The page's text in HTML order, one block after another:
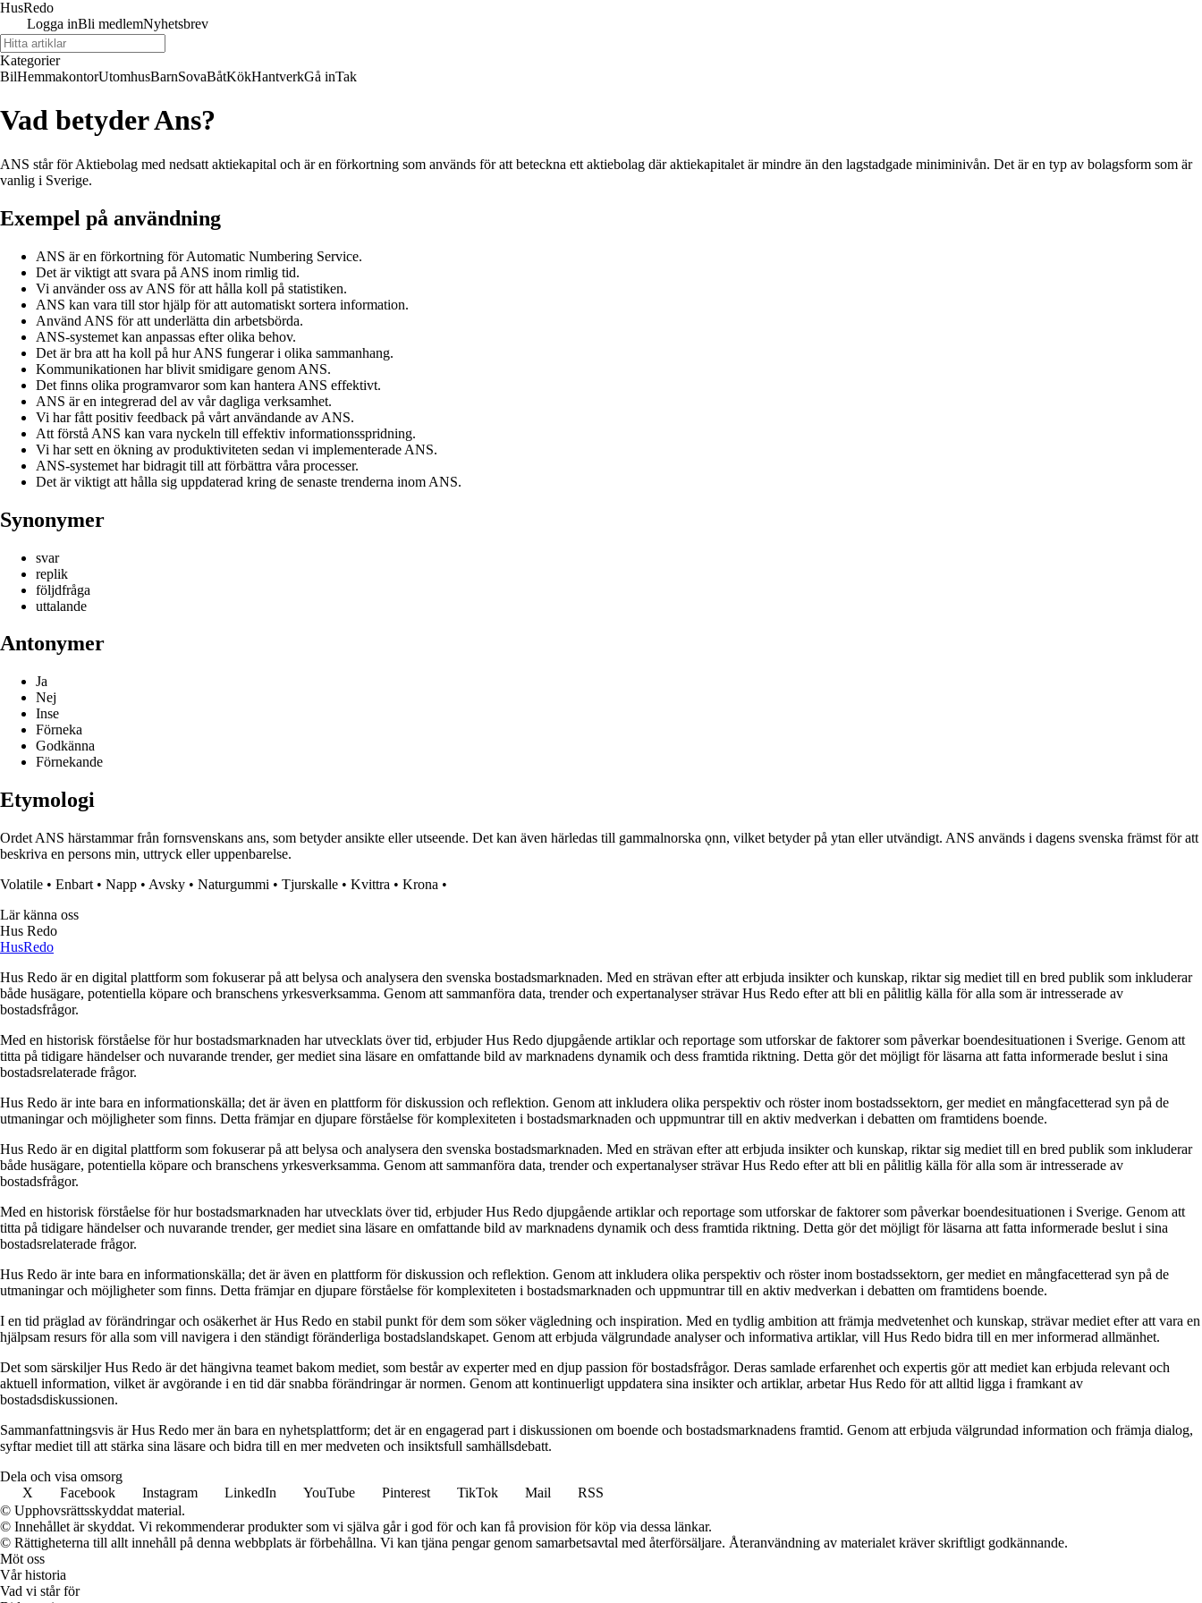
HusRedo
Logga inBli medlemNyhetsbrev
Kategorier
BilHemmakontorUtomhusBarnSovaBåtKökHantverkGå inTak
Vad betyder Ans?
ANS står för Aktiebolag med nedsatt aktiekapital och är en förkortning som används för att beteckna ett aktiebolag där aktiekapitalet är mindre än den lagstadgade miniminivån. Det är en typ av bolagsform som är
vanlig i Sverige.
Exempel på användning
ANS är en förkortning för Automatic Numbering Service.
Det är viktigt att svara på ANS inom rimlig tid.
Vi använder oss av ANS för att hålla koll på statistiken.
ANS kan vara till stor hjälp för att automatiskt sortera information.
Använd ANS för att underlätta din arbetsbörda.
ANS-systemet kan anpassas efter olika behov.
Det är bra att ha koll på hur ANS fungerar i olika sammanhang.
Kommunikationen har blivit smidigare genom ANS.
Det finns olika programvaror som kan hantera ANS effektivt.
ANS är en integrerad del av vår dagliga verksamhet.
Vi har fått positiv feedback på vårt användande av ANS.
Att förstå ANS kan vara nyckeln till effektiv informationsspridning.
Vi har sett en ökning av produktiviteten sedan vi implementerade ANS.
ANS-systemet har bidragit till att förbättra våra processer.
Det är viktigt att hålla sig uppdaterad kring de senaste trenderna inom ANS.
Synonymer
svar
replik
följdfråga
uttalande
Antonymer
Ja
Nej
Inse
Förneka
Godkänna
Förnekande
Etymologi
Ordet ANS härstammar från fornsvenskans ans, som betyder ansikte eller utseende. Det kan även härledas till gammalnorska ǫnn, vilket betyder på ytan eller utvändigt. ANS används i dagens svenska främst för att
beskriva en persons min, uttryck eller uppenbarelse.
Volatile • Enbart • Napp • Avsky • Naturgummi • Tjurskalle • Kvittra • Krona •
Lär känna oss
Hus Redo
HusRedo
Hus Redo är en digital plattform som fokuserar på att belysa och analysera den svenska bostadsmarknaden. Med en strävan efter att erbjuda insikter och kunskap, riktar sig mediet till en bred publik som inkluderar
både husägare, potentiella köpare och branschens yrkesverksamma. Genom att sammanföra data, trender och expertanalyser strävar Hus Redo efter att bli en pålitlig källa för alla som är intresserade av
bostadsfrågor.
Med en historisk förståelse för hur bostadsmarknaden har utvecklats över tid, erbjuder Hus Redo djupgående artiklar och reportage som utforskar de faktorer som påverkar boendesituationen i Sverige. Genom att
titta på tidigare händelser och nuvarande trender, ger mediet sina läsare en omfattande bild av marknadens dynamik och dess framtida riktning. Detta gör det möjligt för läsarna att fatta informerade beslut i sina
bostadsrelaterade frågor.
Hus Redo är inte bara en informationskälla; det är även en plattform för diskussion och reflektion. Genom att inkludera olika perspektiv och röster inom bostadssektorn, ger mediet en mångfacetterad syn på de
utmaningar och möjligheter som finns. Detta främjar en djupare förståelse för komplexiteten i bostadsmarknaden och uppmuntrar till en aktiv medverkan i debatten om framtidens boende.
Hus Redo är en digital plattform som fokuserar på att belysa och analysera den svenska bostadsmarknaden. Med en strävan efter att erbjuda insikter och kunskap, riktar sig mediet till en bred publik som inkluderar
både husägare, potentiella köpare och branschens yrkesverksamma. Genom att sammanföra data, trender och expertanalyser strävar Hus Redo efter att bli en pålitlig källa för alla som är intresserade av
bostadsfrågor.
Med en historisk förståelse för hur bostadsmarknaden har utvecklats över tid, erbjuder Hus Redo djupgående artiklar och reportage som utforskar de faktorer som påverkar boendesituationen i Sverige. Genom att
titta på tidigare händelser och nuvarande trender, ger mediet sina läsare en omfattande bild av marknadens dynamik och dess framtida riktning. Detta gör det möjligt för läsarna att fatta informerade beslut i sina
bostadsrelaterade frågor.
Hus Redo är inte bara en informationskälla; det är även en plattform för diskussion och reflektion. Genom att inkludera olika perspektiv och röster inom bostadssektorn, ger mediet en mångfacetterad syn på de
utmaningar och möjligheter som finns. Detta främjar en djupare förståelse för komplexiteten i bostadsmarknaden och uppmuntrar till en aktiv medverkan i debatten om framtidens boende.
I en tid präglad av förändringar och osäkerhet är Hus Redo en stabil punkt för dem som söker vägledning och inspiration. Med en tydlig ambition att främja medvetenhet och kunskap, strävar mediet efter att vara en
hjälpsam resurs för alla som vill navigera i den ständigt föränderliga bostadslandskapet. Genom att erbjuda välgrundade analyser och informativa artiklar, vill Hus Redo bidra till en mer informerad allmänhet.
Det som särskiljer Hus Redo är det hängivna teamet bakom mediet, som består av experter med en djup passion för bostadsfrågor. Deras samlade erfarenhet och expertis gör att mediet kan erbjuda relevant och
aktuell information, vilket är avgörande i en tid där snabba förändringar är normen. Genom att kontinuerligt uppdatera sina insikter och artiklar, arbetar Hus Redo för att alltid ligga i framkant av
bostadsdiskussionen.
Sammanfattningsvis är Hus Redo mer än bara en nyhetsplattform; det är en engagerad part i diskussionen om boende och bostadsmarknadens framtid. Genom att erbjuda välgrundad information och främja dialog,
syftar mediet till att stärka sina läsare och bidra till en mer medveten och insiktsfull samhällsdebatt.
Dela och visa omsorg
X
Facebook Instagram LinkedIn YouTube Pinterest TikTok Mail
RSS
© Upphovsrättsskyddat material.
© Innehållet är skyddat. Vi rekommenderar produkter som vi själva går i god för och kan få provision för köp via dessa länkar.
© Rättigheterna till allt innehåll på denna webbplats är förbehållna. Vi kan tjäna pengar genom samarbetsavtal med återförsäljare. Återanvändning av materialet kräver skriftligt godkännande.
Möt oss
Vår historia
Vad vi står för